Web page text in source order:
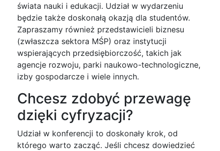
świata nauki i edukacji. Udział w wydarzeniu
będzie także doskonałą okazją dla studentów.
Zapraszamy również przedstawicieli biznesu
(zwłaszcza sektora MŚP) oraz instytucji
wspierających przedsiębiorczość, takich jak
agencje rozwoju, parki naukowo-technologiczne,
izby gospodarcze i wiele innych.
Chcesz zdobyć przewagę
dzięki cyfryzacji?
Udział w konferencji to doskonały krok, od
którego warto zacząć. Jeśli chcesz dowiedzieć